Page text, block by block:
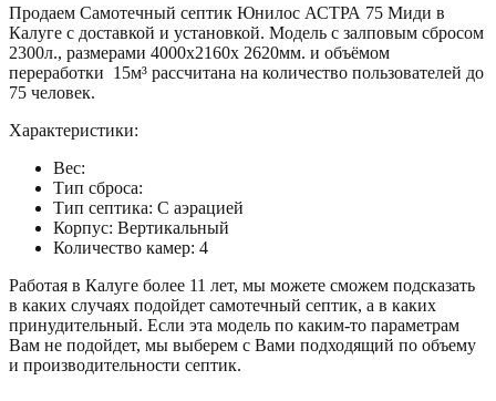
Продаем Самотечный септик Юнилос АСТРА 75 Миди в
Калуге с доставкой и установкой. Модель с залповым сбросом
2300л., размерами 4000х2160х 2620мм. и объёмом
переработки 15м³ рассчитана на количество пользователей до
75 человек.
Характеристики:
Вес:
Тип сброса:
Тип септика: С аэрацией
Корпус: Вертикальный
Количество камер: 4
Работая в Калуге более 11 лет, мы можете сможем подсказать
в каких случаях подойдет самотечный септик, а в каких
принудительный. Если эта модель по каким-то параметрам
Вам не подойдет, мы выберем с Вами подходящий по объему
и производительности септик.